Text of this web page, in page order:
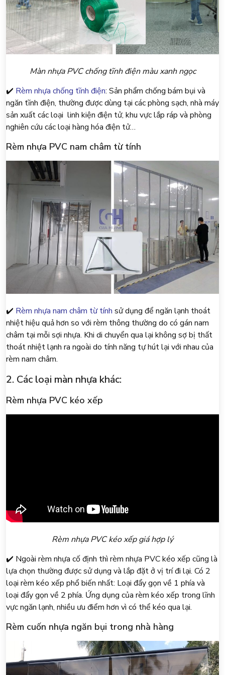
Màn nhựa PVC chống tĩnh điện màu xanh ngọc
✔️ Rèm nhựa chống tĩnh điện: Sản phẩm chống bám bụi và
ngăn tĩnh điện, thường được dùng tại các phòng sạch, nhà máy
sản xuất các loại linh kiện điện tử, khu vực lắp ráp và phòng
nghiên cứu các loại hàng hóa điện tử…
Rèm nhựa PVC nam châm từ tính
✔️ Rèm nhựa nam châm từ tính sử dụng để ngăn lạnh thoát
nhiệt hiệu quả hơn so với rèm thông thường do có gán nam
châm tại mỗi sợi nhựa. Khi di chuyển qua lại không sợ bị thất
thoát nhiệt lạnh ra ngoài do tính năng tự hút lại với nhau của
rèm nam châm.
2. Các loại màn nhựa khác:
Rèm nhựa PVC kéo xếp
Rèm nhựa PVC kéo xếp giá hợp lý
✔️ Ngoài rèm nhựa cố định thì rèm nhựa PVC kéo xếp cũng là
lựa chọn thường được sử dụng và lắp đặt ở vị trí đi lại. Có 2
loại rèm kéo xếp phổ biến nhất: Loại đẩy gọn về 1 phía và
loại đẩy gọn về 2 phía. Ứng dụng của rèm kéo xếp trong lĩnh
vực ngăn lạnh, nhiều ưu điểm hơn vì có thể kéo qua lại.
Rèm cuốn nhựa ngăn bụi trong nhà hàng